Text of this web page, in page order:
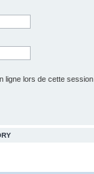
ligne lors de cette session